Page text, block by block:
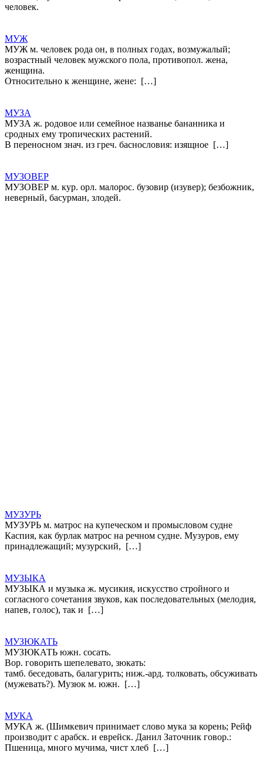
человек.
МУЖ
МУЖ м. человек рода он, в полных годах, возмужалый;
возрастный человек мужского пола, противопол. жена,
женщина.
Относительно к женщине, жене: […]
МУЗА
МУЗА ж. родовое или семейное названье бананника и
сродных ему тропических растений.
В переносном знач. из греч. баснословия: изящное […]
МУЗОВЕР
МУЗОВЕР м. кур. орл. малорос. бузовир (изувер); безбожник,
неверный, басурман, злодей.
МУЗУРЬ
МУЗУРЬ м. матрос на купеческом и промысловом судне
Каспия, как бурлак матрос на речном судне. Музуров, ему
принадлежащий; музурский, […]
МУЗЫКА
МУЗЫКА и музыка ж. мусикия, искусство стройного и
согласного сочетания звуков, как последовательных (мелодия,
напев, голос), так и […]
МУЗЮКАТЬ
МУЗЮКАТЬ южн. сосать.
Вор. говорить шепелевато, зюкать:
тамб. беседовать, балагурить; ниж.-ард. толковать, обсуживать
(мужевать?). Музюк м. южн. […]
МУКА
МУКА ж. (Шимкевич принимает слово мука за корень; Рейф
производит с арабск. и еврейск. Данил Заточник говор.:
Пшеница, много мучима, чист хлеб […]